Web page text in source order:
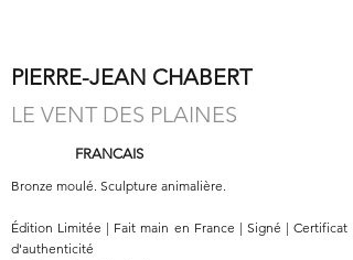
PIERRE-JEAN CHABERT
LE VENT DES PLAINES
FRANCAIS
Bronze moulé. Sculpture animalière.
Édition Limitée | Fait main en France | Signé | Certificat
d'authenticité